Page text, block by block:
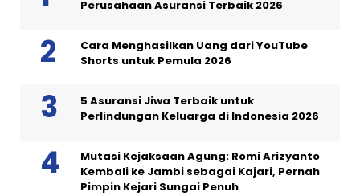
Perusahaan Asuransi Terbaik 2026
Cara Menghasilkan Uang dari YouTube
Shorts untuk Pemula 2026
5 Asuransi Jiwa Terbaik untuk
Perlindungan Keluarga di Indonesia 2026
Mutasi Kejaksaan Agung: Romi Arizyanto
Kembali ke Jambi sebagai Kajari, Pernah
Pimpin Kejari Sungai Penuh